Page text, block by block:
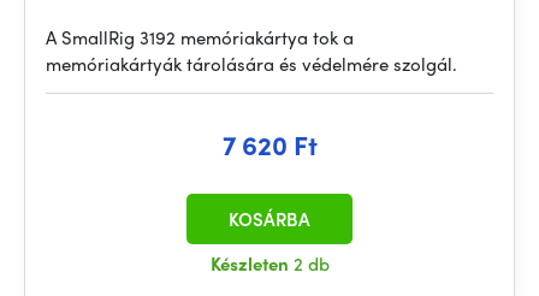
A SmallRig 3192 memóriakártya tok a
memóriakártyák tárolására és védelmére szolgál.
7 620 Ft
Készleten 2 db
KOSÁRBA